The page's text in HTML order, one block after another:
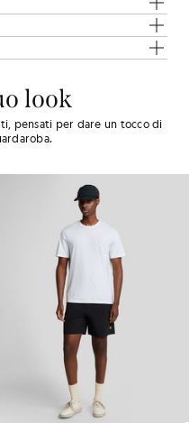
look
pensati per dare un tocco di